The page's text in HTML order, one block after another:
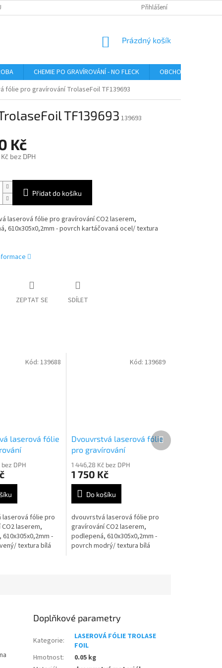
Přihlášení
NÁKUPNÍ
Prázdný košík
CHEMIE PO GRAVÍROVÁNÍ - NO FLECK
OBCHODNÍ
fólie pro gravírování TrolaseFoil TF139693
TF139693 139693
Kč
bez DPH
Přidat do košíku
laserová fólie pro gravírování CO2 laserem,
610x305x0,2mm - povrch kartáčovaná ocel/ textura
ZEPTAT SE SDÍLET
laserová fólie
TF139688
DPH
fólie pro
laserem,
-
textura bílá
Kód:139688
Dvouvrstvá laserová fólie
pro gravírování
TrolaseFoil TF139689
1 446,28 Kč bez DPH
1 750 Kč
Do košíku
dvouvrstvá laserová fólie pro
gravírování CO2 laserem,
podlepená, 610x305x0,2mm -
povrch modrý/ textura bílá
Kód: 139689
Další
produkt
Doplňkové parametry
Kategorie:
LASEROVÁ FÓLIE TROLASE
FOIL
Hmotnost:
0.05 kg